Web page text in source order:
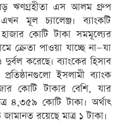
ঋণগ্রহীতা এস আলম গ্রুপ
মূল চ্যালেঞ্জ। ব্যাংকটি
কোটি টাকা সমমূল্যের
ক্রেতা পাওয়া যাচ্ছে না—যা
করেছে। ব্যাংকের হিসাব
ইসলামী ব্যাংক
কোটি টাকার বেশি, যার
৪,৩৫৯ কোটি টাকা। অর্থাৎ
রয়েছে মাত্র ১ টাকা।